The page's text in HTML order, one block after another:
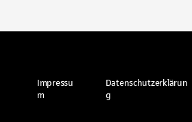
Impressu
m
Datenschutzerklärun
g